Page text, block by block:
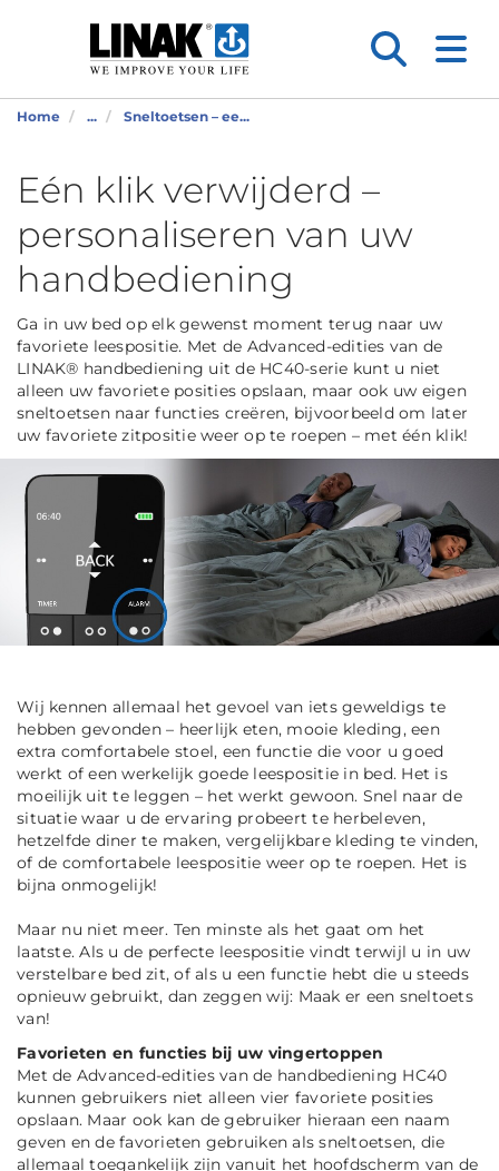
Home ... Sneltoetsen – ee...
Eén klik verwijderd –
personaliseren van uw
handbediening
Ga in uw bed op elk gewenst moment terug naar uw
favoriete leespositie. Met de Advanced-edities van de
LINAK® handbediening uit de HC40-serie kunt u niet
alleen uw favoriete posities opslaan, maar ook uw eigen
sneltoetsen naar functies creëren, bijvoorbeeld om later
uw favoriete zitpositie weer op te roepen – met één klik!
Wij kennen allemaal het gevoel van iets geweldigs te
hebben gevonden – heerlijk eten, mooie kleding, een
extra comfortabele stoel, een functie die voor u goed
werkt of een werkelijk goede leespositie in bed. Het is
moeilijk uit te leggen – het werkt gewoon. Snel naar de
situatie waar u de ervaring probeert te herbeleven,
hetzelfde diner te maken, vergelijkbare kleding te vinden,
of de comfortabele leespositie weer op te roepen. Het is
bijna onmogelijk!
Maar nu niet meer. Ten minste als het gaat om het
laatste. Als u de perfecte leespositie vindt terwijl u in uw
verstelbare bed zit, of als u een functie hebt die u steeds
opnieuw gebruikt, dan zeggen wij: Maak er een sneltoets
van!
Favorieten en functies bij uw vingertoppen
Met de Advanced-edities van de handbediening HC40
kunnen gebruikers niet alleen vier favoriete posities
opslaan. Maar ook kan de gebruiker hieraan een naam
geven en de favorieten gebruiken als sneltoetsen, die
allemaal toegankelijk zijn vanuit het hoofdscherm van de